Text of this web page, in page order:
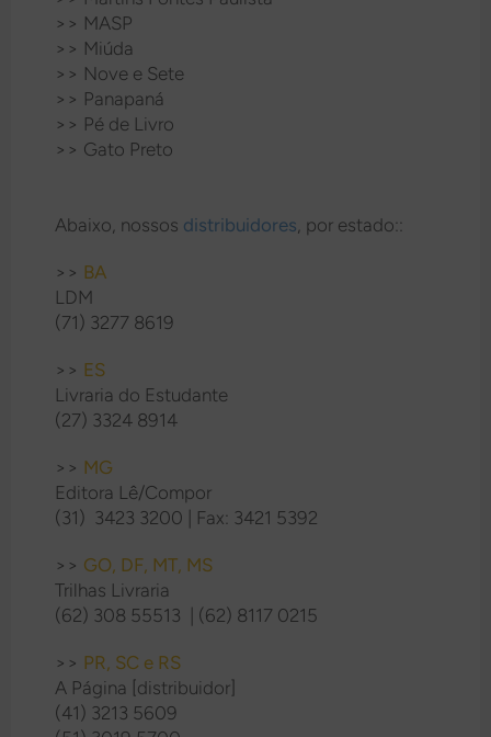
>> MASP
>> Miúda
>> Nove e Sete
>> Panapaná
>> Pé de Livro
>> Gato Preto
Abaixo, nossos distribuidores , por estado::
>> BA
LDM
(71) 3277 8619
>> ES
Livraria do Estudante
(27) 3324 8914
>> MG
Editora Lê/Compor
(31) 3423 3200 | Fax: 3421 5392
>> GO, DF, MT, MS
Trilhas Livraria
(62) 308 55513 | (62) 8117 0215
>> PR, SC e RS
A Página [distribuidor]
(41) 3213 5609